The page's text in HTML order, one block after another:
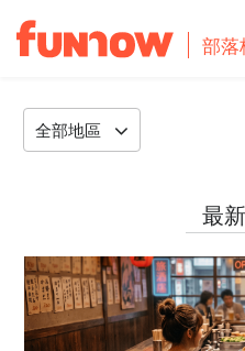
部落
全部地區
最